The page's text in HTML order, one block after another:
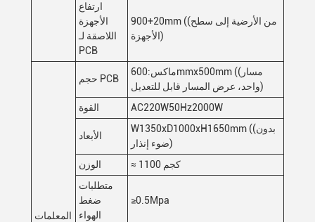
ارتفاع
الأجهزة
اللاصقة لـ
PCB
900+20mm ((من الأرضية إلى سطح
الأجهزة)
المعلمات
حجم PCB
ماكس:600mmx500mm ((مسار
واحد، عرض المسار قابل للتعديل)
القوة
AC220W50Hz2000W
الأبعاد
W1350xD1000xH1650mm ((بدون
ضوء إنذار)
الوزن
≈ 1100 كجم
متطلبات
ضغط
الهواء
≥0.5Mpa